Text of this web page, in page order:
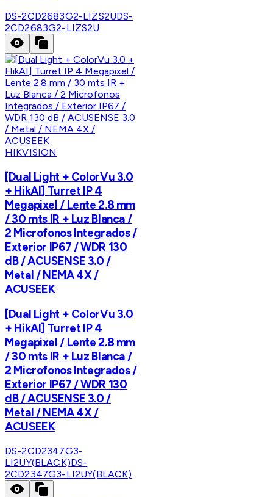
DS-2CD2683G2-LIZS2UDS-
2CD2683G2-LIZS2U
HIKVISION
[Dual Light + ColorVu 3.0
+ HikAI] Turret IP 4
Megapixel / Lente 2.8 mm
/ 30 mts IR + Luz Blanca /
2 Microfonos Integrados /
Exterior IP67 / WDR 130
dB / ACUSENSE 3.0 /
Metal / NEMA 4X /
ACUSEEK
[Dual Light + ColorVu 3.0
+ HikAI] Turret IP 4
Megapixel / Lente 2.8 mm
/ 30 mts IR + Luz Blanca /
2 Microfonos Integrados /
Exterior IP67 / WDR 130
dB / ACUSENSE 3.0 /
Metal / NEMA 4X /
ACUSEEK
DS-2CD2347G3-
LI2UY(BLACK)DS-
2CD2347G3-LI2UY(BLACK)